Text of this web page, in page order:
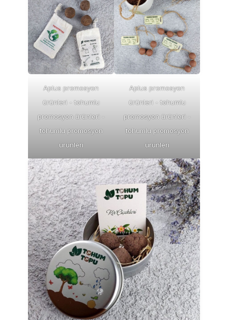
Aplus promosyon
ürünleri - tohumlu
promosyon ürünleri -
tohumlu promosyon
ürünleri
Aplus promosyon
ürünleri - tohumlu
promosyon ürünleri -
tohumlu promosyon
ürünleri